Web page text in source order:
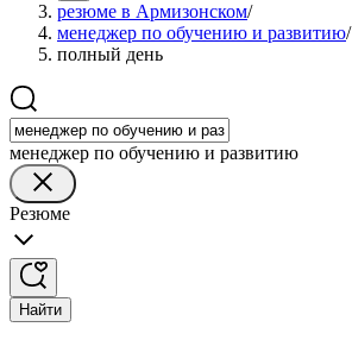
резюме в Армизонском/
менеджер по обучению и развитию/
полный день
менеджер по обучению и развитию
Резюме
Найти